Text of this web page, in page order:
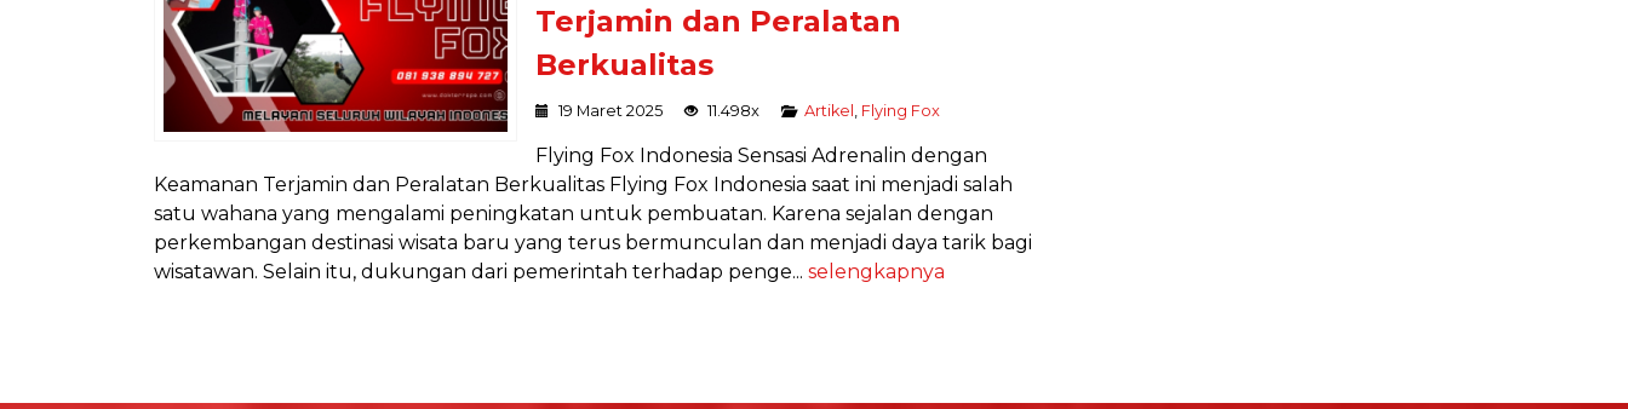
Terjamin dan Peralatan
Berkualitas
19 Maret 2025 11.498x Artikel Flying Fox
Flying Fox Indonesia Sensasi Adrenalin dengan
Keamanan Terjamin dan Peralatan Berkualitas Flying Fox Indonesia saat ini menjadi salah
satu wahana yang mengalami peningkatan untuk pembuatan. Karena sejalan dengan
perkembangan destinasi wisata baru yang terus bermunculan dan menjadi daya tarik bagi
wisatawan. Selain itu, dukungan dari pemerintah terhadap penge... selengkapnya